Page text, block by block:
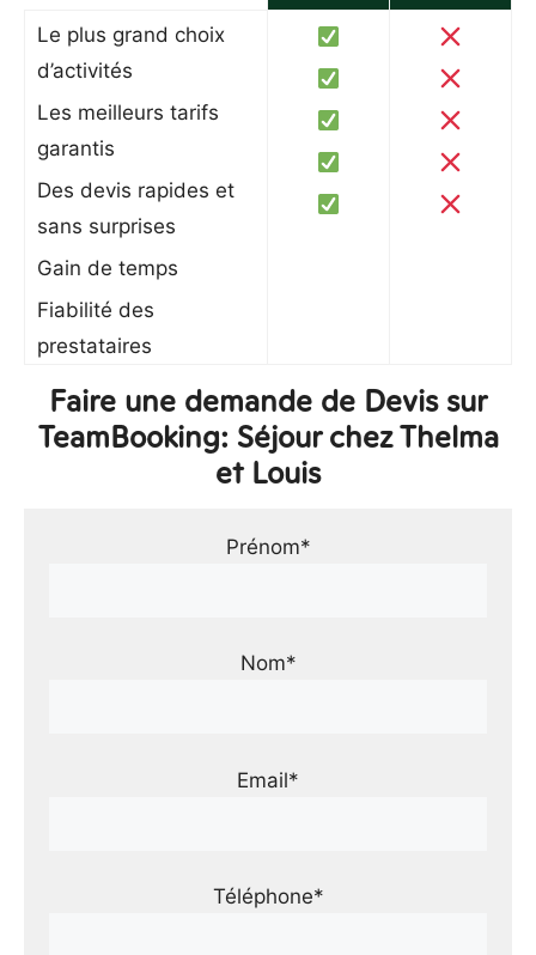
Le plus grand choix
d’activités
Les meilleurs tarifs
garantis
Des devis rapides et
sans surprises
Gain de temps
Fiabilité des
prestataires
Faire une demande de Devis sur
TeamBooking: Séjour chez Thelma
et Louis
Prénom*
Nom*
Email*
Téléphone*